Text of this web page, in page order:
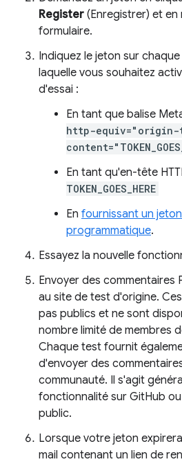
Register (Enregistrer) et en
formulaire.
Indiquez le jeton sur
laquelle vous souhaitez
d'essai :
En tant que balise
http-
En tant qu'en-tête
TOKEN_GOES_HERE
En fournissant un
programmatique.
Essayez la nouvelle
Envoyer des commentaires
au site de test d'origine.
pas publics et ne sont
nombre limité de membres
Chaque test fournit
d'envoyer des
communauté. Il s'agit
fonctionnalité sur GitHub
public.
Lorsque votre jeton
mail contenant un lien de